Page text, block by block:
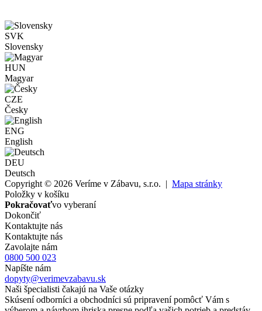
SVK
Slovensky
HUN
Magyar
CZE
Česky
ENG
English
DEU
Deutsch
Copyright © 2026 Veríme v Zábavu, s.r.o. | Mapa stránky
Položky v košíku
Pokračovaťvo vyberaní
Dokončiť
Kontaktujte nás
Kontaktujte nás
Zavolajte nám
0800 500 023
Napíšte nám
dopyty@verimevzabavu.sk
Naši špecialisti čakajú na Vaše otázky
Skúsení odborníci a obchodníci sú pripravení pomôcť Vám s